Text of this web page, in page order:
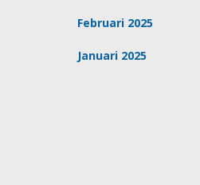
Februari 2025
Januari 2025